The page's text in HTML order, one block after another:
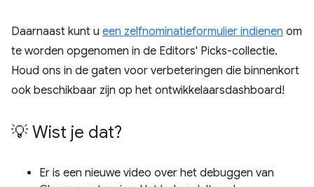
Daarnaast kunt u een zelfnominatieformulier indienen om
te worden opgenomen in de Editors' Picks-collectie.
Houd ons in de gaten voor verbeteringen die binnenkort
ook beschikbaar zijn op het ontwikkelaarsdashboard!
💡 Wist je dat?
Er is een nieuwe video over het debuggen van